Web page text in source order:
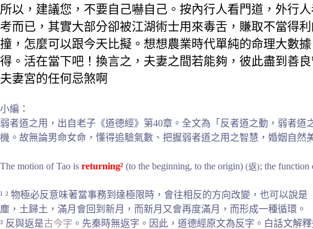
所以，建議您，不要自己嚇自己。按內行人看門道，外行
考而已，其實大部分卻被江湖術士用來毒舌，賺取不當得
撞，怎麼可以跟今天比擬。想想農業時代單純的命理大數
得。活在當下吧！換言之，夫妻之間若能夠，彼此盡到善
夫妻宮的任何忌煞啊
小編：
弱者道之用，出自老子《道德經》第40章。全文為「反者道之動，弱者
機。故無論男命女命，懂得追驗氣數、把握弱者道之用之智慧，婚姻自然
The motion of Tao is returning² (to the beginning, to the origin) (返); the function
¹ ² 物極必反意味著當事務到達極限時，會往相反的方向改變，也可以說
塵，土歸土，滿月會回到新月，而新月又會再度滿月，而形成一種循環。
³ 反與返是古今字 。先秦時無返字。因此，道德經原文為反字。白話文解